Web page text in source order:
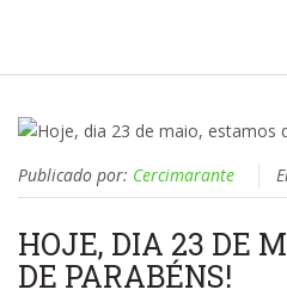
Publicado por: Cercimarante
HOJE, DIA 23 DE
DE PARABÉNS!